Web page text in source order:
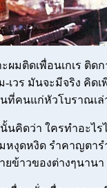
ะผมติดเพื่อนเกเร ติ
-เวร มันจะมีจริง คิดเ
ที่คนแก่หัวโบราณเล่
นคิดว่า ใครทำอะไร
หงุดหงิด รำคาญตาร
ยข้าวของต่างๆนาน